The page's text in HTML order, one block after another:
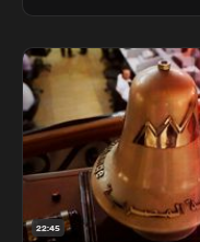
22:45